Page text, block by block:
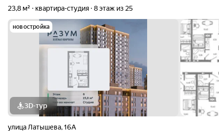
23,8 м²
квартира-студия 8 этаж из 25
новостройка
3D-тур
улица Латышева,16А